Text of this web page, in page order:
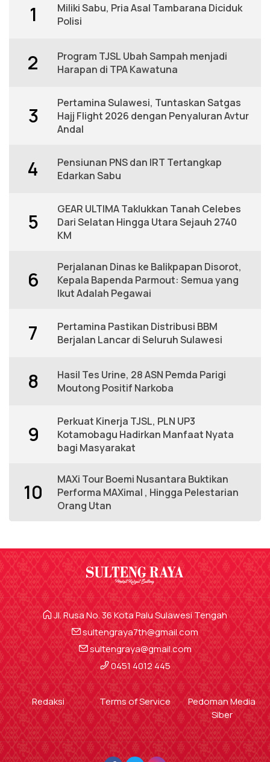
1
Miliki Sabu, Pria Asal Tambarana Diciduk
Polisi
2
Program TJSL Ubah Sampah menjadi
Harapan di TPA Kawatuna
3
Pertamina Sulawesi, Tuntaskan Satgas
Hajj Flight 2026 dengan Penyaluran Avtur
Andal
4
Pensiunan PNS dan IRT Tertangkap
Edarkan Sabu
5
GEAR ULTIMA Taklukkan Tanah Celebes
Dari Selatan Hingga Utara Sejauh 2740
KM
6
Perjalanan Dinas ke Balikpapan Disorot,
Kepala Bapenda Parmout: Semua yang
Ikut Adalah Pegawai
7
Pertamina Pastikan Distribusi BBM
Berjalan Lancar di Seluruh Sulawesi
8
Hasil Tes Urine, 28 ASN Pemda Parigi
Moutong Positif Narkoba
9
Perkuat Kinerja TJSL, PLN UP3
Kotamobagu Hadirkan Manfaat Nyata
bagi Masyarakat
10
MAXi Tour Boemi Nusantara Buktikan
Performa MAXimal , Hingga Pelestarian
Orang Utan
Jl. Rusa No. 36 Kota Palu Sulawesi Tengah
sultengraya7th@gmail.com
sultengraya@gmail.com
0451 4012 445
Redaksi Terms of Service
Pedoman Media
Siber